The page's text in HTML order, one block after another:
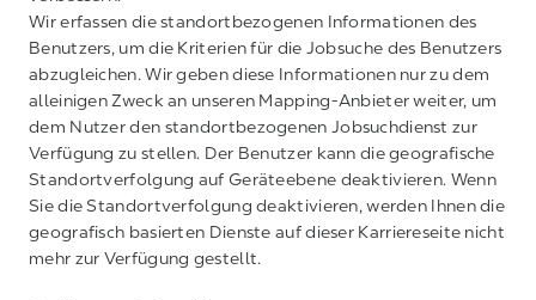
Wir erfassen die standortbezogenen Informationen des
Benutzers, um die Kriterien für die Jobsuche des Benutzers
abzugleichen. Wir geben diese Informationen nur zu dem
alleinigen Zweck an unseren Mapping-Anbieter weiter, um
dem Nutzer den standortbezogenen Jobsuchdienst zur
Verfügung zu stellen. Der Benutzer kann die geografische
Standortverfolgung auf Geräteebene deaktivieren. Wenn
Sie die Standortverfolgung deaktivieren, werden Ihnen die
geografisch basierten Dienste auf dieser Karriereseite nicht
mehr zur Verfügung gestellt.